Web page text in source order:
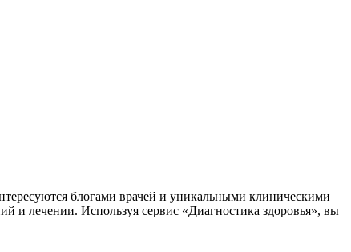
блогами врачей и уникальными клиническими
и лечении. Используя сервис «Диагностика здоровья», вы